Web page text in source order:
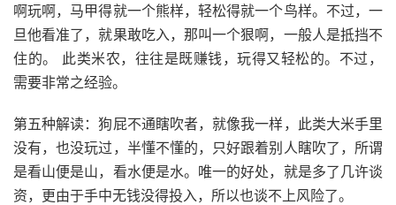
啊玩啊，马甲得就一个熊样，轻松得就一个鸟样。不过，一
旦他看准了，就果敢吃入，那叫一个狠啊，一般人是抵挡不
住的。 此类米农，往往是既赚钱，玩得又轻松的。不过，
需要非常之经验。
第五种解读：狗屁不通瞎吹者，就像我一样，此类大米手里
没有，也没玩过，半懂不懂的，只好跟着别人瞎吹了，所谓
是看山便是山，看水便是水。唯一的好处，就是多了几许谈
资，更由于手中无钱没得投入，所以也谈不上风险了。